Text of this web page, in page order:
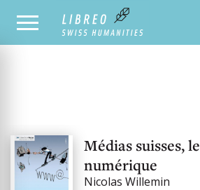
OUR CATALOGUE
Médias suisses,
numérique
Nicolas Willemin